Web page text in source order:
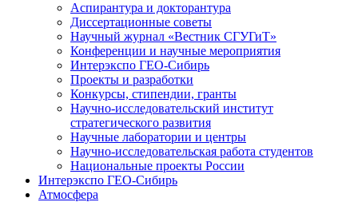
Аспирантура и докторантура
Диссертационные советы
Научный журнал «Вестник СГУГиТ»
Конференции и научные мероприятия
Интерэкспо ГЕО-Сибирь
Проекты и разработки
Конкурсы, стипендии, гранты
Научно-исследовательский институт
стратегического развития
Научные лаборатории и центры
Научно-исследовательская работа студентов
Национальные проекты России
Интерэкспо ГЕО-Сибирь
Атмосфера